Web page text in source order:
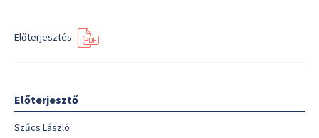
Előterjesztés
Előterjesztő
Szűcs László